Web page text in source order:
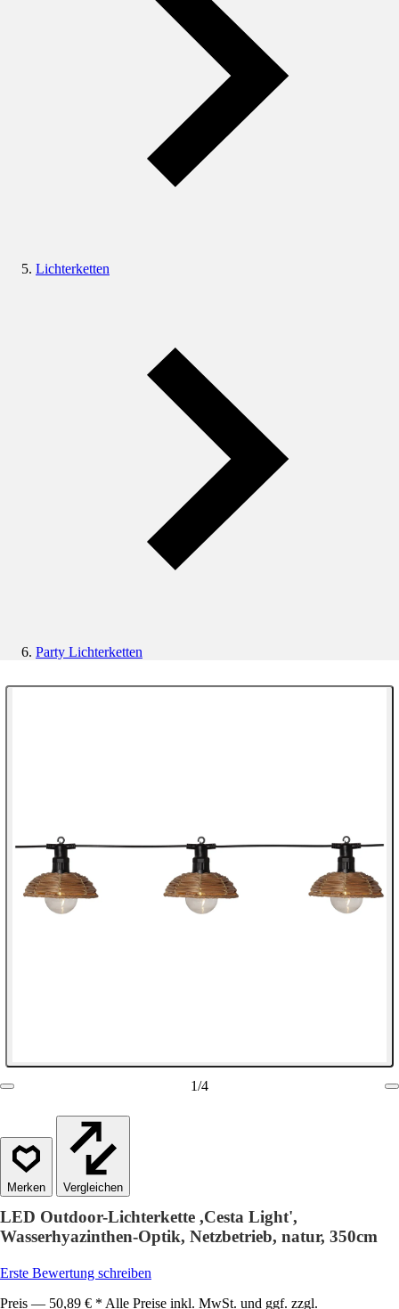
Lichterketten
Party Lichterketten
1/4
Vergleichen
LED Outdoor-Lichterkette ,Cesta Light',
Wasserhyazinthen-Optik, Netzbetrieb, natur, 350cm
Erste Bewertung schreiben
Preis — 50,89 € * Alle Preise inkl. MwSt. und ggf. zzgl.